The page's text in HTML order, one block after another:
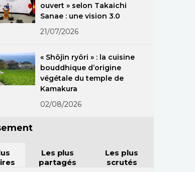
ouvert » selon Takaichi
Sanae : une vision 3.0
21/07/2026
« Shôjin ryôri » : la cuisine
bouddhique d’origine
végétale du temple de
Kamakura
02/08/2026
Les plus
partagés
Les plus
scrutés